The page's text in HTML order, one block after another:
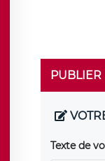
Texte de